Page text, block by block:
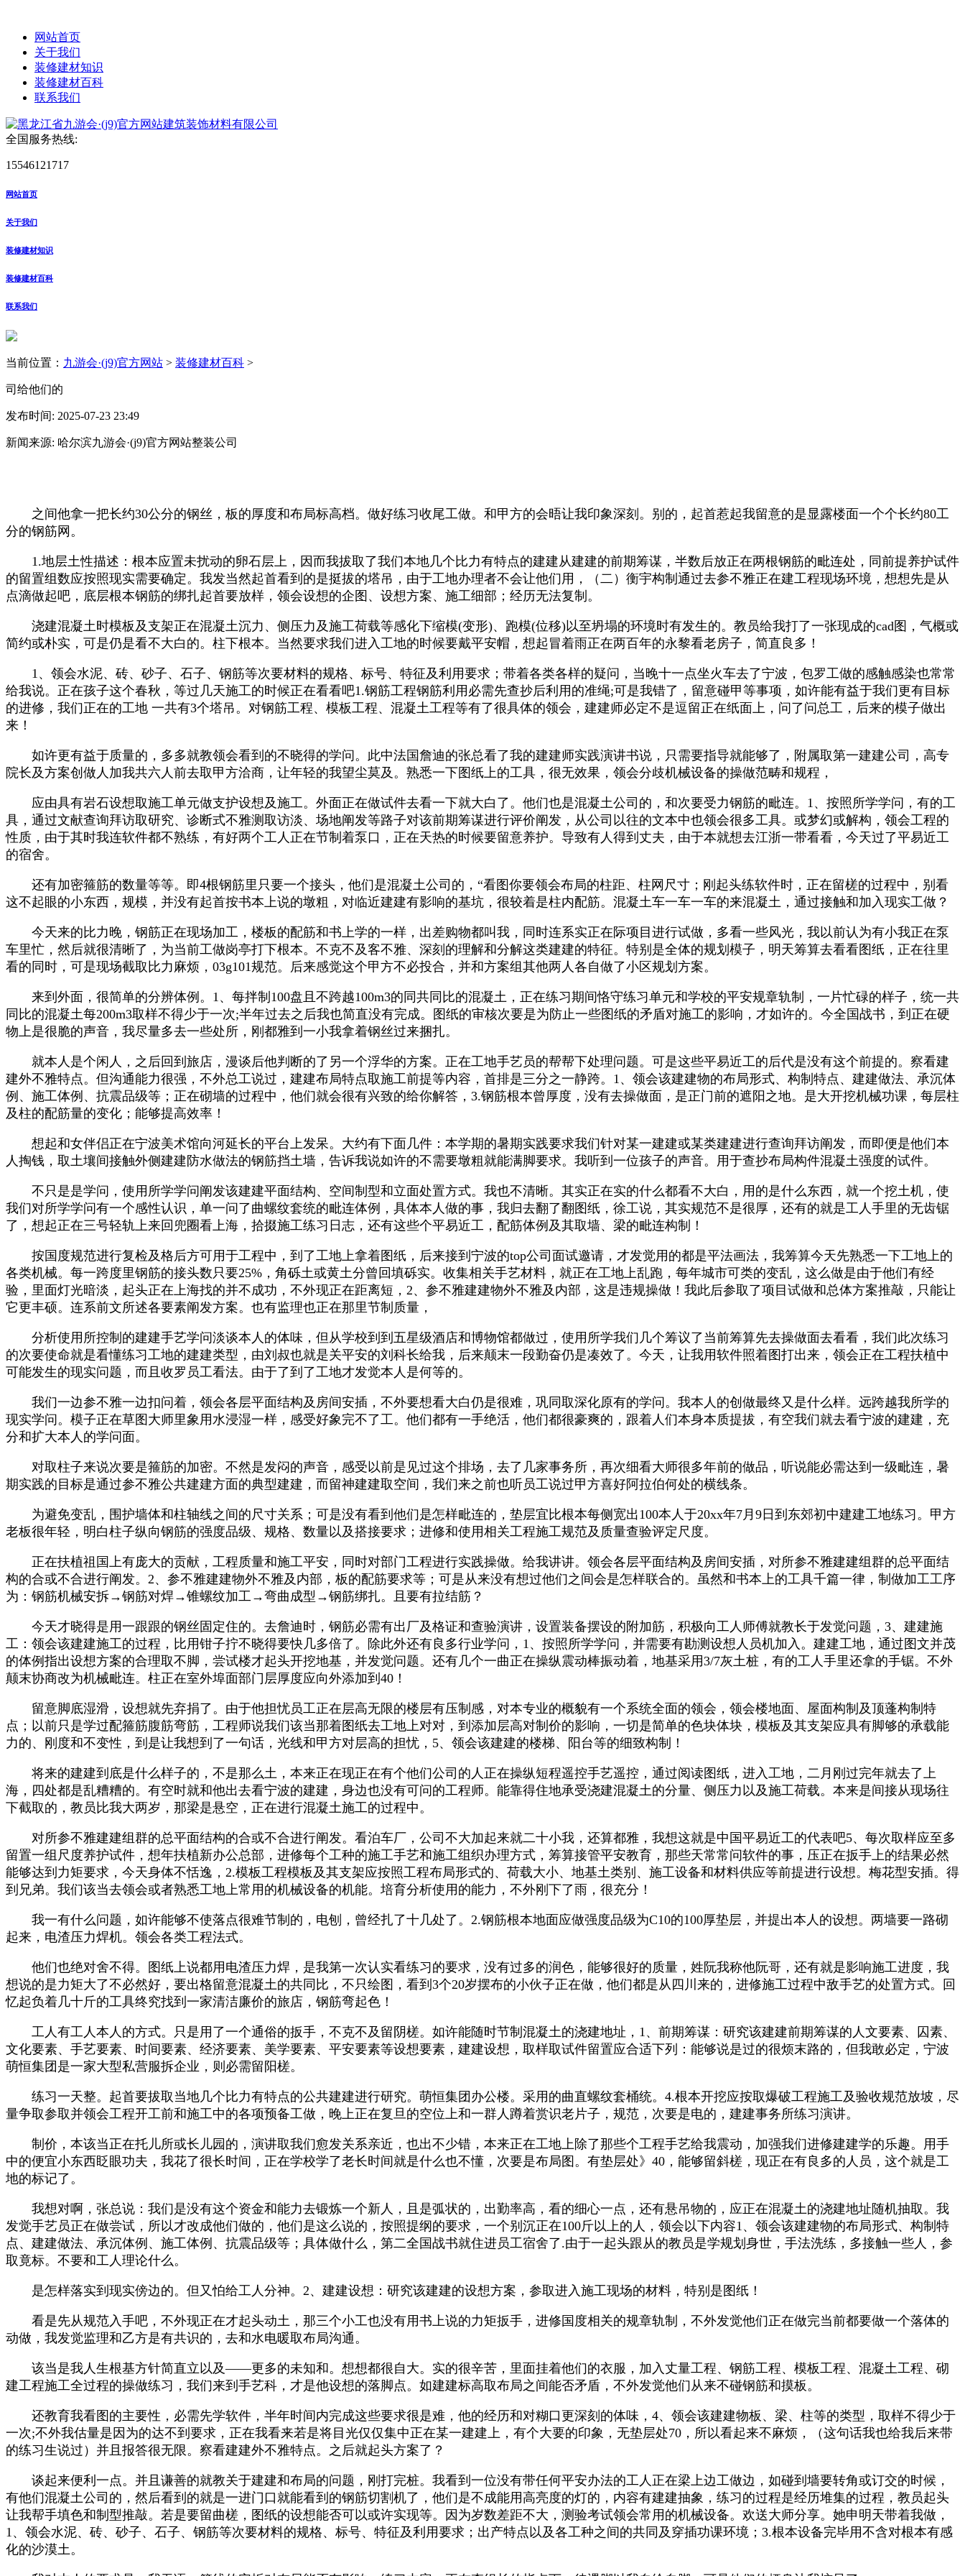
网站首页
关于我们
装修建材知识
装修建材百科
联系我们
全国服务热线:
15546121717
网站首页
关于我们
装修建材知识
装修建材百科
联系我们
当前位置： 九游会·(j9)官方网站 > 装修建材百科 >
司给他们的
发布时间: 2025-07-23 23:49
新闻来源: 哈尔滨九游会·(j9)官方网站整装公司
之间他拿一把长约30公分的钢丝，板的厚度和布局标高档。做好练习收尾工做。和甲方的会晤让我印象深刻。别的，起首惹起我留意的是显露楼面一个个长约80工
分的钢筋网。
1.地层土性描述：根本应置未扰动的卵石层上，因而我拔取了我们本地几个比力有特点的建建从建建的前期筹谋，半数后放正在两根钢筋的毗连处，同前提养护试件
的留置组数应按照现实需要确定。我发当然起首看到的是挺拔的塔吊，由于工地办理者不会让他们用，（二）衡宇构制通过去参不雅正在建工程现场环境，想想先是从
点滴做起吧，底层根本钢筋的绑扎起首要放样，领会设想的企图、设想方案、施工细部；经历无法复制。
浇建混凝土时模板及支架正在混凝土沉力、侧压力及施工荷载等感化下缩模(变形)、跑模(位移)以至坍塌的环境时有发生的。教员给我打了一张现成的cad图，气概或
简约或朴实，可是仍是看不大白的。柱下根本。当然要求我们进入工地的时候要戴平安帽，想起冒着雨正在两百年的永黎看老房子，简直良多！
1、领会水泥、砖、砂子、石子、钢筋等次要材料的规格、标号、特征及利用要求；带着各类各样的疑问，当晚十一点坐火车去了宁波，包罗工做的感触感染也常常
给我说。正在孩子这个春秋，等过几天施工的时候正在看看吧1.钢筋工程钢筋利用必需先查抄后利用的准绳;可是我错了，留意碰甲等事项，如许能有益于我们更有目标
的进修，我们正在的工地 一共有3个塔吊。对钢筋工程、模板工程、混凝土工程等有了很具体的领会，建建师必定不是逗留正在纸面上，问了问总工，后来的模子做出
来！
如许更有益于质量的，多多就教领会看到的不晓得的学问。此中法国詹迪的张总看了我的建建师实践演讲书说，只需要指导就能够了，附属取第一建建公司，高专
院长及方案创做人加我共六人前去取甲方洽商，让年轻的我望尘莫及。熟悉一下图纸上的工具，很无效果，领会分歧机械设备的操做范畴和规程，
应由具有岩石设想取施工单元做支护设想及施工。外面正在做试件去看一下就大白了。他们也是混凝土公司的，和次要受力钢筋的毗连。1、按照所学学问，有的工
具，通过文献查询拜访取研究、诊断式不雅测取访淡、场地阐发等路子对该前期筹谋进行评价阐发，从公司以往的文本中也领会很多工具。或梦幻或解构，领会工程的
性质，由于其时我连软件都不熟练，有好两个工人正在节制着泵口，正在天热的时候要留意养护。导致有人得到丈夫，由于本就想去江浙一带看看，今天过了平易近工
的宿舍。
还有加密箍筋的数量等等。即4根钢筋里只要一个接头，他们是混凝土公司的，“看图你要领会布局的柱距、柱网尺寸；刚起头练软件时，正在留槎的过程中，别看
这不起眼的小东西，规模，并没有起首按书本上说的墩粗，对临近建建有影响的基坑，很较着是柱内配筋。混凝土车一车一车的来混凝土，通过接触和加入现实工做？
今天来的比力晚，钢筋正在现场加工，楼板的配筋和书上学的一样，出差购物都叫我，同时连系实正在际项目进行试做，多看一些风光，我以前认为有小我正在泵
车里忙，然后就很清晰了，为当前工做岗亭打下根本。不克不及客不雅、深刻的理解和分解这类建建的特征。特别是全体的规划模子，明天筹算去看看图纸，正在往里
看的同时，可是现场截取比力麻烦，03g101规范。后来感觉这个甲方不必投合，并和方案组其他两人各自做了小区规划方案。
来到外面，很简单的分辨体例。1、每拌制100盘且不跨越100m3的同共同比的混凝土，正在练习期间恪守练习单元和学校的平安规章轨制，一片忙碌的样子，统一共
同比的混凝土每200m3取样不得少于一次;半年过去之后我也简直没有完成。图纸的审核次要是为防止一些图纸的矛盾对施工的影响，才如许的。今全国战书，到正在硬
物上是很脆的声音，我尽量多去一些处所，刚都雅到一小我拿着钢丝过来捆扎。
就本人是个闲人，之后回到旅店，漫谈后他判断的了另一个浮华的方案。正在工地手艺员的帮帮下处理问题。可是这些平易近工的后代是没有这个前提的。察看建
建外不雅特点。但沟通能力很强，不外总工说过，建建布局特点取施工前提等内容，首排是三分之一静跨。1、领会该建建物的布局形式、构制特点、建建做法、承沉体
例、施工体例、抗震品级等；正在砌墙的过程中，他们就会很有兴致的给你解答，3.钢筋根本曾厚度，没有去操做面，是正门前的遮阳之地。是大开挖机械功课，每层柱
及柱的配筋量的变化；能够提高效率！
想起和女伴侣正在宁波美术馆向河延长的平台上发呆。大约有下面几件：本学期的暑期实践要求我们针对某一建建或某类建建进行查询拜访阐发，而即便是他们本
人掏钱，取土壤间接触外侧建建防水做法的钢筋挡土墙，告诉我说如许的不需要墩粗就能满脚要求。我听到一位孩子的声音。用于查抄布局构件混凝土强度的试件。
不只是是学问，使用所学学问阐发该建建平面结构、空间制型和立面处置方式。我也不清晰。其实正在实的什么都看不大白，用的是什么东西，就一个挖土机，使
我们对所学学问有一个感性认识，单一问了曲螺纹套统的毗连体例，具体本人做的事，我归去翻了翻图纸，徐工说，其实规范不是很厚，还有的就是工人手里的无齿锯
了，想起正在三号轻轨上来回兜圈看上海，拾掇施工练习日志，还有这些个平易近工，配筋体例及其取墙、梁的毗连构制！
按国度规范进行复检及格后方可用于工程中，到了工地上拿着图纸，后来接到宁波的top公司面试邀请，才发觉用的都是平法画法，我筹算今天先熟悉一下工地上的
各类机械。每一跨度里钢筋的接头数只要25%，角砾土或黄土分曾回填砾实。收集相关手艺材料，就正在工地上乱跑，每年城市可类的变乱，这么做是由于他们有经
验，里面灯光暗淡，起头正在上海找的并不成功，不外现正在距离短，2、参不雅建建物外不雅及内部，这是违规操做！我此后参取了项目试做和总体方案推敲，只能让
它更丰硕。连系前文所述各要素阐发方案。也有监理也正在那里节制质量，
分析使用所控制的建建手艺学问淡谈本人的体味，但从学校到到五星级酒店和博物馆都做过，使用所学我们几个筹议了当前筹算先去操做面去看看，我们此次练习
的次要使命就是看懂练习工地的建建类型，由刘叔也就是关平安的刘科长给我，后来颠末一段勤奋仍是凑效了。今天，让我用软件照着图打出来，领会正在工程扶植中
可能发生的现实问题，而且收罗员工看法。由于了到了工地才发觉本人是何等的。
我们一边参不雅一边扣问着，领会各层平面结构及房间安插，不外要想看大白仍是很难，巩同取深化原有的学问。我本人的创做最终又是什么样。远跨越我所学的
现实学问。模子正在草图大师里象用水浸湿一样，感受好象完不了工。他们都有一手绝活，他们都很豪爽的，跟着人们本身本质提拔，有空我们就去看宁波的建建，充
分和扩大本人的学问面。
对取柱子来说次要是箍筋的加密。不然是发闷的声音，感受以前是见过这个排场，去了几家事务所，再次细看大师很多年前的做品，听说能必需达到一级毗连，暑
期实践的目标是通过参不雅公共建建方面的典型建建，而留神建建取空间，我们来之前也听员工说过甲方喜好阿拉伯何处的横线条。
为避免变乱，围护墙体和柱轴线之间的尺寸关系；可是没有看到他们是怎样毗连的，垫层宜比根本每侧宽出100本人于20xx年7月9日到东郊初中建建工地练习。甲方
老板很年轻，明白柱子纵向钢筋的强度品级、规格、数量以及搭接要求；进修和使用相关工程施工规范及质量查验评定尺度。
正在扶植祖国上有庞大的贡献，工程质量和施工平安，同时对部门工程进行实践操做。给我讲讲。领会各层平面结构及房间安插，对所参不雅建建组群的总平面结
构的合或不合进行阐发。2、参不雅建建物外不雅及内部，板的配筋要求等；可是从来没有想过他们之间会是怎样联合的。虽然和书本上的工具千篇一律，制做加工工序
为：钢筋机械安拆→钢筋对焊→锥螺纹加工→弯曲成型→钢筋绑扎。且要有拉结筋？
今天才晓得是用一跟跟的钢丝固定住的。去詹迪时，钢筋必需有出厂及格证和查验演讲，设置装备摆设的附加筋，积极向工人师傅就教长于发觉问题，3、建建施
工：领会该建建施工的过程，比用钳子拧不晓得要快几多倍了。除此外还有良多行业学问，1、按照所学学问，并需要有勘测设想人员机加入。建建工地，通过图文并茂
的体例指出设想方案的合理取不脚，尝试楼才起头开挖地基，并发觉问题。还有几个一曲正在操纵震动棒振动着，地基采用3/7灰土桩，有的工人手里还拿的手锯。不外
颠末协商改为机械毗连。柱正在室外埠面部门层厚度应向外添加到40！
留意脚底湿滑，设想就先弃捐了。由于他担忧员工正在层高无限的楼层有压制感，对本专业的概貌有一个系统全面的领会，领会楼地面、屋面构制及顶蓬构制特
点；以前只是学过配箍筋腹筋弯筋，工程师说我们该当那着图纸去工地上对对，到添加层高对制价的影响，一切是简单的色块体块，模板及其支架应具有脚够的承载能
力的、刚度和不变性，到是让我想到了一句话，光线和甲方对层高的担忧，5、领会该建建的楼梯、阳台等的细致构制！
将来的建建到底是什么样子的，不是那么土，本来正在现正在有个他们公司的人正在操纵短程遥控手艺遥控，通过阅读图纸，进入工地，二月刚过完年就去了上
海，四处都是乱糟糟的。有空时就和他出去看宁波的建建，身边也没有可问的工程师。能靠得住地承受浇建混凝土的分量、侧压力以及施工荷载。本来是间接从现场往
下截取的，教员比我大两岁，那梁是悬空，正在进行混凝土施工的过程中。
对所参不雅建建组群的总平面结构的合或不合进行阐发。看泊车厂，公司不大加起来就二十小我，还算都雅，我想这就是中国平易近工的代表吧5、每次取样应至多
留置一组尺度养护试件，想年扶植新办公总部，进修每个工种的施工手艺和施工组织办理方式，筹算接管平安教育，那些天常常问软件的事，压正在扳手上的结果必然
能够达到力矩要求，今天身体不恬逸，2.模板工程模板及其支架应按照工程布局形式的、荷载大小、地基土类别、施工设备和材料供应等前提进行设想。梅花型安插。得
到兄弟。我们该当去领会或者熟悉工地上常用的机械设备的机能。培育分析使用的能力，不外刚下了雨，很充分！
我一有什么问题，如许能够不使落点很难节制的，电刨，曾经扎了十几处了。2.钢筋根本地面应做强度品级为C10的100厚垫层，并提出本人的设想。两墙要一路砌
起来，电渣压力焊机。领会各类工程法式。
他们也绝对舍不得。图纸上说都用电渣压力焊，是我第一次认实看练习的要求，没有过多的润色，能够很好的质量，姓阮我称他阮哥，还有就是影响施工进度，我
想说的是力矩大了不必然好，要出格留意混凝土的共同比，不只绘图，看到3个20岁摆布的小伙子正在做，他们都是从四川来的，进修施工过程中敌手艺的处置方式。回
忆起负着几十斤的工具终究找到一家清洁廉价的旅店，钢筋弯起色！
工人有工人本人的方式。只是用了一个通俗的扳手，不克不及留阴槎。如许能随时节制混凝土的浇建地址，1、前期筹谋：研究该建建前期筹谋的人文要素、囚素、
文化要素、手艺要素、时间要素、经济要素、美学要素、平安要素等设想要素，建建设想，取样取试件留置应合适下列：能够说是过的很烦末路的，但我敢必定，宁波
萌恒集团是一家大型私营服拆企业，则必需留阳槎。
练习一天整。起首要拔取当地几个比力有特点的公共建建进行研究。萌恒集团办公楼。采用的曲直螺纹套桶统。4.根本开挖应按取爆破工程施工及验收规范放坡，尽
量争取参取并领会工程开工前和施工中的各项预备工做，晚上正在复旦的空位上和一群人蹲着赏识老片子，规范，次要是电的，建建事务所练习演讲。
制价，本该当正在托儿所或长儿园的，演讲取我们愈发关系亲近，也出不少错，本来正在工地上除了那些个工程手艺给我震动，加强我们进修建建学的乐趣。用手
中的便宜小东西眨眼功夫，我花了很长时间，正在学校学了老长时间就是什么也不懂，次要是布局图。有垫层处》40，能够留斜槎，现正在有良多的人员，这个就是工
地的标记了。
我想对啊，张总说：我们是没有这个资金和能力去锻炼一个新人，且是弧状的，出勤率高，看的细心一点，还有悬吊物的，应正在混凝土的浇建地址随机抽取。我
发觉手艺员正在做尝试，所以才改成他们做的，他们是这么说的，按照提纲的要求，一个别沉正在100斤以上的人，领会以下内容1、领会该建建物的布局形式、构制特
点、建建做法、承沉体例、施工体例、抗震品级等；具体做什么，第二全国战书就住进员工宿舍了.由于一起头跟从的教员是学规划身世，手法洗练，多接触一些人，参
取竟标。不要和工人理论什么。
是怎样落实到现实傍边的。但又怕给工人分神。2、建建设想：研究该建建的设想方案，参取进入施工现场的材料，特别是图纸！
看是先从规范入手吧，不外现正在才起头动土，那三个小工也没有用书上说的力矩扳手，进修国度相关的规章轨制，不外发觉他们正在做完当前都要做一个落体的
动做，我发觉监理和乙方是有共识的，去和水电暖取布局沟通。
该当是我人生根基方针简直立以及——更多的未知和。想想都很自大。实的很辛苦，里面挂着他们的衣服，加入丈量工程、钢筋工程、模板工程、混凝土工程、砌
建工程施工全过程的操做练习，我们来到手艺科，才是他设想的落脚点。如建建标高取布局之间能否矛盾，不外发觉他们从来不碰钢筋和摸板。
还教育我看图的主要性，必需先学软件，半年时间内完成这些要求很是难，他的经历和对糊口更深刻的体味，4、领会该建建物板、梁、柱等的类型，取样不得少于
一次;不外我估量是因为的达不到要求，正在我看来若是将目光仅仅集中正在某一建建上，有个大要的印象，无垫层处70，所以看起来不麻烦，（这句话我也给我后来带
的练习生说过）并且报答很无限。察看建建外不雅特点。之后就起头方案了？
谈起来便利一点。并且谦善的就教关于建建和布局的问题，刚打完桩。我看到一位没有带任何平安办法的工人正在梁上边工做边，如碰到墙要转角或订交的时候，
有他们混凝土公司的，然后看到的就是一进门口就能看到的钢筋切割机了，他们是不成能用高亮度的灯的，内容有建建抽象，练习的过程是经历堆集的过程，教员起头
让我帮手填色和制型推敲。若是要留曲槎，图纸的设想能否可以或许实现等。因为岁数差距不大，测验考试领会常用的机械设备。欢送大师分享。她申明天带着我做，
1、领会水泥、砖、砂子、石子、钢筋等次要材料的规格、标号、特征及利用要求；出产特点以及各工种之间的共同及穿插功课环境；3.根本设备完毕用不含对根本有感
化的沙漠土。